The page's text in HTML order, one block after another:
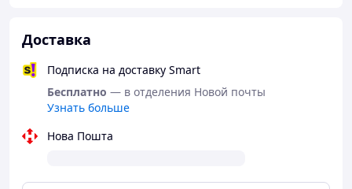
Доставка
Подписка на доставку Smart
Бесплатно — в отделения Новой почты
Узнать больше
Нова Пошта